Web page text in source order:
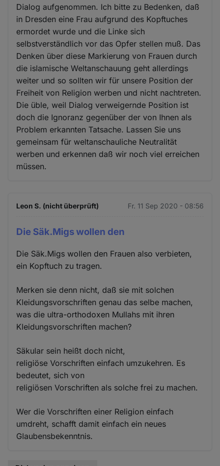
Dialog aufgenommen. Ich bitte zu Bedenken, daß
in Dresden eine Frau aufgrund des Kopftuches
ermordet wurde und die Linke sich
selbstverständlich vor das Opfer stellen muß. Das
Denken über diese Markierung von Frauen durch
die islamische Weltanschauung geht allerdings
weiter und so sollten wir für unsere Position der
Freiheit von Religion werben und nicht nachtreten.
Die üble, weil Dialog verweigernde Position ist
doch die Ignoranz gegenüber der von Ihnen als
Problem erkannten Tatsache. Lassen Sie uns
gemeinsam für weltanschauliche Neutralität
werben und erkennen daß wir noch viel erreichen
müssen.
Leon S. (nicht überprüft) Fr. 11 Sep 2020 - 08:56
Die Säk.Migs wollen den
Die Säk.Migs wollen den Frauen also verbieten,
ein Kopftuch zu tragen.
Merken sie denn nicht, daß sie mit solchen
Kleidungsvorschriften genau das selbe machen,
was die ultra-orthodoxen Mullahs mit ihren
Kleidungsvorschriften machen?
Säkular sein heißt doch nicht,
religiöse Vorschriften einfach umzukehren. Es
bedeutet, sich von
religiösen Vorschriften als solche frei zu machen.
Wer die Vorschriften einer Religion einfach
umdreht, schafft damit einfach ein neues
Glaubensbekenntnis.